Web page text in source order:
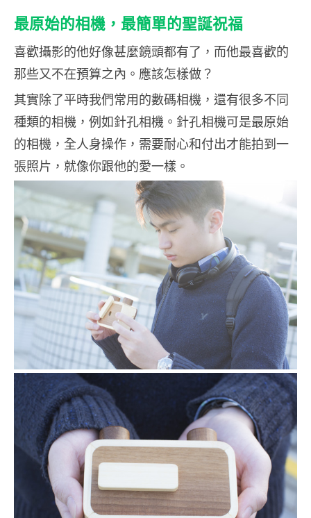
最原始的相機，最簡單的聖誕祝福
喜歡攝影的他好像甚麼鏡頭都有了，而他最喜歡的
那些又不在預算之內。應該怎樣做？
其實除了平時我們常用的數碼相機，還有很多不同
種類的相機，例如針孔相機。針孔相機可是最原始
的相機，全人身操作，需要耐心和付出才能拍到一
張照片，就像你跟他的愛一樣。